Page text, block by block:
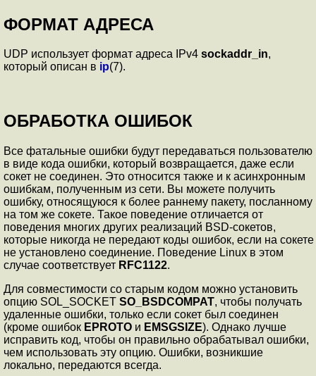
ФОРМАТ АДРЕСА
UDP использует формат адреса IPv4 sockaddr_in,
который описан в ip(7).
ОБРАБОТКА ОШИБОК
Все фатальные ошибки будут передаваться пользователю
в виде кода ошибки, который возвращается, даже если
сокет не соединен. Это относится также и к асинхронным
ошибкам, полученным из сети. Вы можете получить
ошибку, относящуюся к более раннему пакету, посланному
на том же сокете. Такое поведение отличается от
поведения многих других реализаций BSD-сокетов,
которые никогда не передают коды ошибок, если на сокете
не установлено соединение. Поведение Linux в этом
случае соответствует RFC1122.
Для совместимости со старым кодом можно установить
опцию SOL_SOCKET SO_BSDCOMPAT, чтобы получать
удаленные ошибки, только если сокет был соединен
(кроме ошибок EPROTO и EMSGSIZE). Однако лучше
исправить код, чтобы он правильно обрабатывал ошибки,
чем использовать эту опцию. Ошибки, возникшие
локально, передаются всегда.